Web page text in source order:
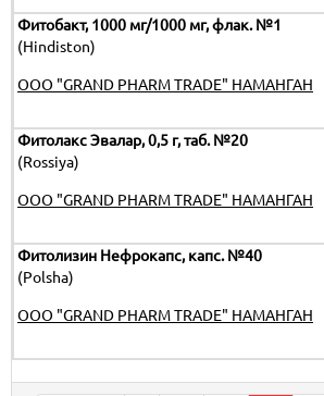
Фитобакт, 1000 мг/1000 мг, флак. №1
(Hindiston)
OOO "GRAND PHARM TRADE" НАМАНГАН
Фитолакс Эвалар, 0,5 г, таб. №20
(Rossiya)
OOO "GRAND PHARM TRADE" НАМАНГАН
Фитолизин Нефрокапс, капс. №40
(Polsha)
OOO "GRAND PHARM TRADE" НАМАНГАН